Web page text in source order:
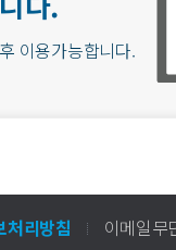
이용가능합니다.
처리방침 이메일무